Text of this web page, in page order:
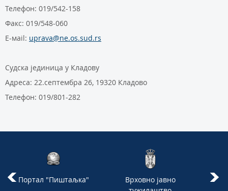
Телефон: 019/542-158
Факс: 019/548-060
Е-мail: uprava@ne.os.sud.rs
Судска јединица у Кладову
Адреса: 22.септембра 26, 19320 Кладово
Телефон: 019/801-282
Портал "Пиштаљка"
Врховно јавно